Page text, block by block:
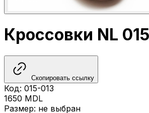
Кроссовки NL
Скопировать ссылку
Код: 015-013
1650 MDL
Размер: не выбран